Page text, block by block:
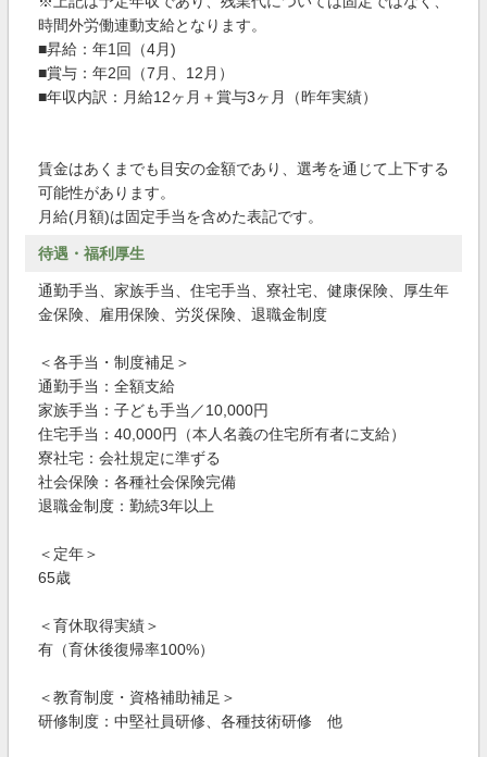
時間外労働連動支給となります。
■昇給：年1回（4月)
■賞与：年2回（7月、12月）
■年収内訳：月給12ヶ月＋賞与3ヶ月（昨年実績）
賃金はあくまでも目安の金額であり、選考を通じて上下する
可能性があります。
月給(月額)は固定手当を含めた表記です。
待遇・福利厚生
通勤手当、家族手当、住宅手当、寮社宅、健康保険、厚生年
金保険、雇用保険、労災保険、退職金制度
＜各手当・制度補足＞
通勤手当：全額支給
家族手当：子ども手当／10,000円
住宅手当：40,000円（本人名義の住宅所有者に支給）
寮社宅：会社規定に準ずる
社会保険：各種社会保険完備
退職金制度：勤続3年以上
＜定年＞
65歳
＜育休取得実績＞
有（育休後復帰率100%）
＜教育制度・資格補助補足＞
研修制度：中堅社員研修、各種技術研修 他